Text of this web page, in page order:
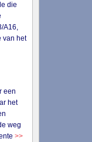
die
A16,
van het
een
het
weg
>>